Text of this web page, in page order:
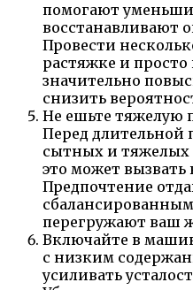
помогают
восстанавливают
Провести
растяжке и
значительно
снизить
Не ешьте тяжелую
Перед длительной
сытных и тяжелых
это может вызвать
Предпочтение
перегружают ваш
Включайте в
с низким
усиливать